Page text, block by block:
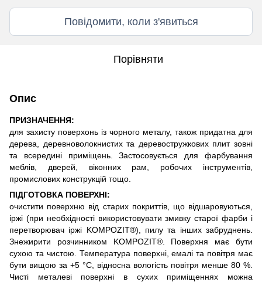
Повідомити, коли з'явиться
Порівняти
Опис
ПРИЗНАЧЕННЯ:
для захисту поверхонь із чорного металу, також придатна для
дерева, деревноволокнистих та деревостружкових плит зовні
та всередині приміщень. Застосовується для фарбування
меблів, дверей, віконних рам, робочих інструментів,
промислових конструкцій тощо.
ПІДГОТОВКА ПОВЕРХНІ:
очистити поверхню від старих покриттів, що відшаровуються,
іржі (при необхідності використовувати змивку старої фарби і
перетворювач іржі KOMPOZIT®), пилу та інших забруднень.
Знежирити розчинником KOMPOZIT®. Поверхня має бути
сухою та чистою. Температура поверхні, емалі та повітря має
бути вищою за +5 °С, відносна вологість повітря менше 80 %.
Чисті металеві поверхні в сухих приміщеннях можна